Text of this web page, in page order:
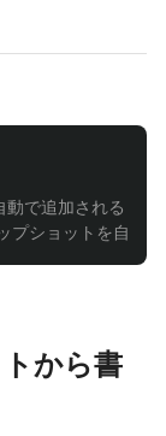
追加される
プショットを自動
から書